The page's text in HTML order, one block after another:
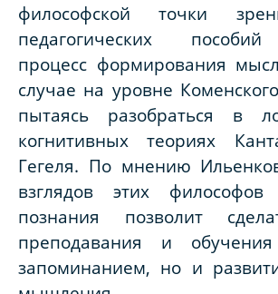
философской точки
педагогических
процесс формирования
случае на уровне
пытаясь разобраться в
когнитивных теориях
Гегеля. По мнению
взглядов этих
познания позволит
преподавания и
запоминанием, но и